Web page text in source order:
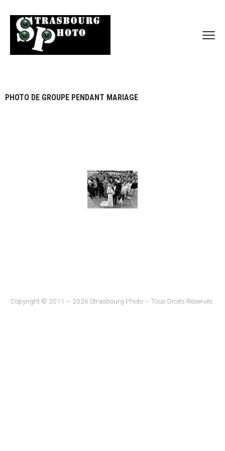
PHOTO DE GROUPE PENDANT MARIAGE
Copyright © 2011 – 2026 Strasbourg Photo – Tous Droits Réservés.